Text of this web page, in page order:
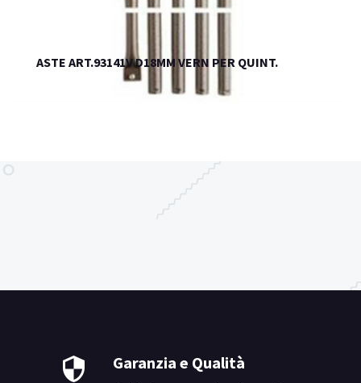
ASTE ART.93141V D18MM VERN PER QUINT.
Garanzia e Qualità